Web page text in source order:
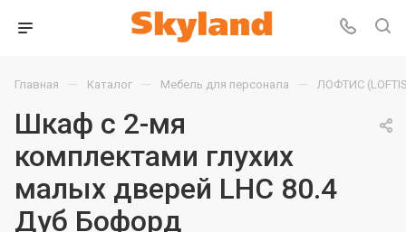
Главная — Каталог — Мебель для персонала — ЛОФТИС
Шкаф с 2-мя
комплектами глухих
малых дверей LHC 80.4
Дуб Бофорд